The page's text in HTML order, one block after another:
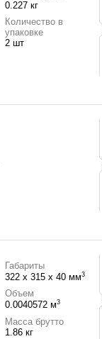
0.227 кг
Количество в
упаковке
2 шт
Габариты
322 x 315 x 40 мм3
Объем
0.0040572 м3
Масса брутто
1.86 кг